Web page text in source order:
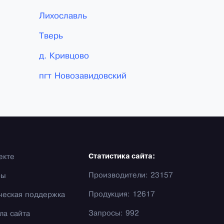
Лихославль
Тверь
д. Кривцово
пгт Новозавидовский
поддержка
сайта
Статистика сайта:
Производители: 23157
Продукция: 12617
Запросы: 992